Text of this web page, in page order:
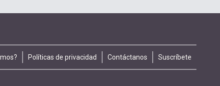
Políticas de privacidad Contáctanos Suscríbete